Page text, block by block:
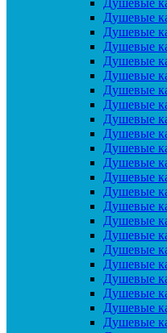
Душевые
Душевые
Душевые
Душевые
Душевые
Душевые
Душевые
Душевые
Душевые
Душевые
Душевые
Душевые
Душевые
Душевые
Душевые
Душевые
Душевые
Душевые
Душевые
Душевые
Душевые
Душевые
Душевые